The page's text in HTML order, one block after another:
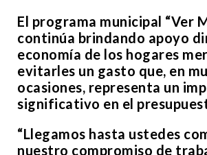
El programa municipal “Ver
continúa brindando apoyo
economía de los hogares
evitarles un gasto que, en
ocasiones, representa un
significativo en el
“Llegamos hasta ustedes
nuestro compromiso de